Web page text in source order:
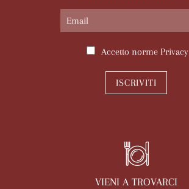
Accetto norme Privacy
ISCRIVITI
VIENI A TROVARCI